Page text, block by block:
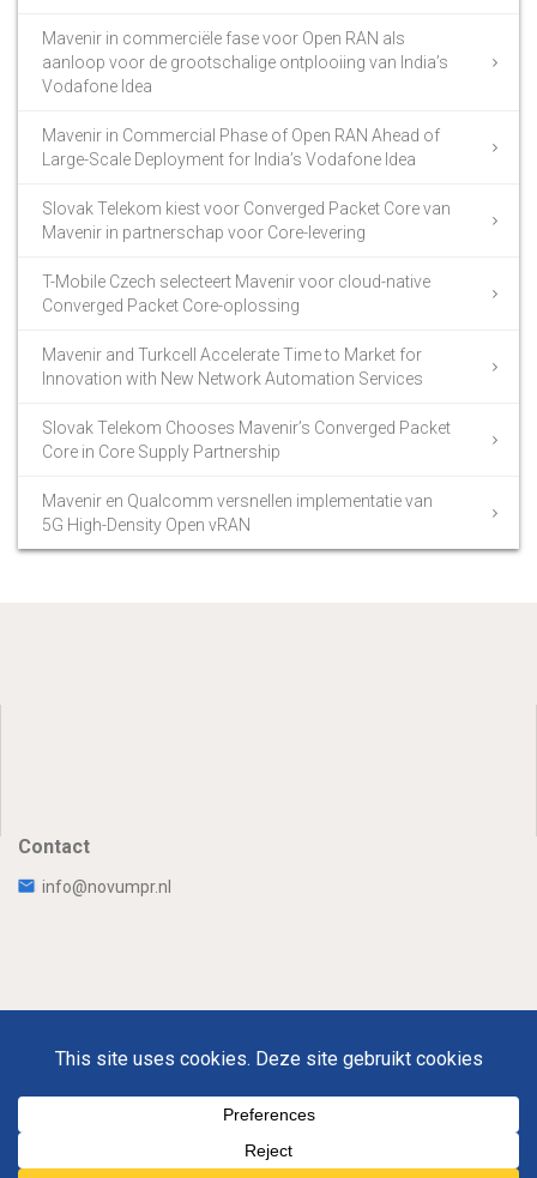
Mavenir in commerciële fase voor Open RAN als
aanloop voor de grootschalige ontplooiing van India’s
Vodafone Idea
Mavenir in Commercial Phase of Open RAN Ahead of
Large-Scale Deployment for India’s Vodafone Idea
Slovak Telekom kiest voor Converged Packet Core van
Mavenir in partnerschap voor Core-levering
T-Mobile Czech selecteert Mavenir voor cloud-native
Converged Packet Core-oplossing
Mavenir and Turkcell Accelerate Time to Market for
Innovation with New Network Automation Services
Slovak Telekom Chooses Mavenir’s Converged Packet
Core in Core Supply Partnership
Mavenir en Qualcomm versnellen implementatie van
5G High-Density Open vRAN
Contact
info@novumpr.nl
Novumpr © 2025